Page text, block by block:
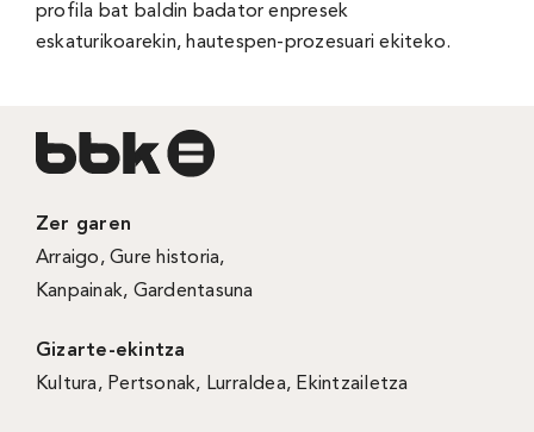
profila bat baldin badator enpresek
eskaturikoarekin, hautespen-prozesuari ekiteko.
Zer garen
Arraigo,Gure historia,
Kanpainak, Gardentasuna
Gizarte-ekintza
Kultura, Pertsonak, Lurraldea, Ekintzailetza